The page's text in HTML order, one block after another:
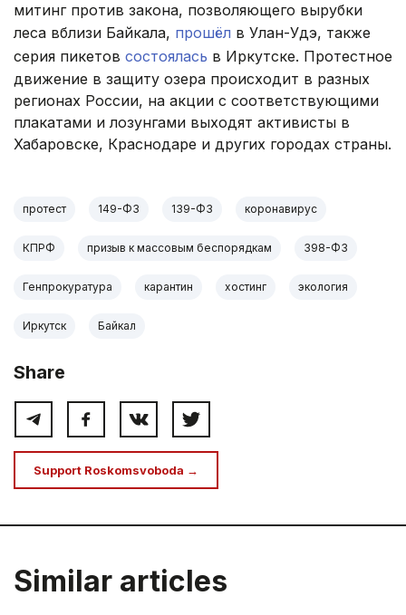
митинг против закона, позволяющего вырубки
леса вблизи Байкала, прошёл в Улан-Удэ, также
серия пикетов состоялась в Иркутске. Протестное
движение в защиту озера происходит в разных
регионах России, на акции с соответствующими
плакатами и лозунгами выходят активисты в
Хабаровске, Краснодаре и других городах страны.
протест 149-ФЗ 139-ФЗ коронавирус
КПРФ призыв к массовым беспорядкам 398-ФЗ
Генпрокуратура карантин хостинг экология
Иркутск Байкал
Share
Support Roskomsvoboda →
Similar articles